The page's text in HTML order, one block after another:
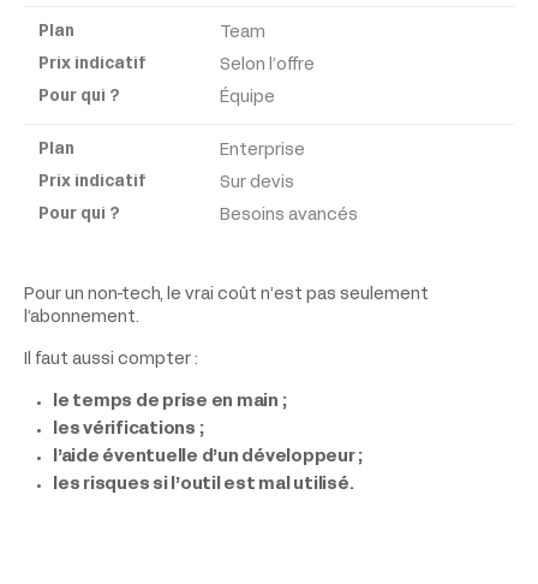
Team
Selon l’offre
Équipe
Enterprise
Sur devis
Besoins avancés
Pour un non-tech, le vrai coût n’est pas seulement
l’abonnement.
Il faut aussi compter :
le temps de prise en main ;
les vérifications ;
l’aide éventuelle d’un développeur ;
les risques si l’outil est mal utilisé.